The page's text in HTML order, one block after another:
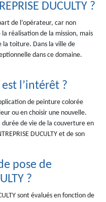
DUCULTY ?
de l’opérateur, car non
réalisation de la mission, mais
la toiture. Dans la ville de
dans ce domaine.
l’intérêt ?
de peinture colorée
ou en choisir une nouvelle.
de vie de la couverture en
DUCULTY et de son
pose de
?
sont évalués en fonction de